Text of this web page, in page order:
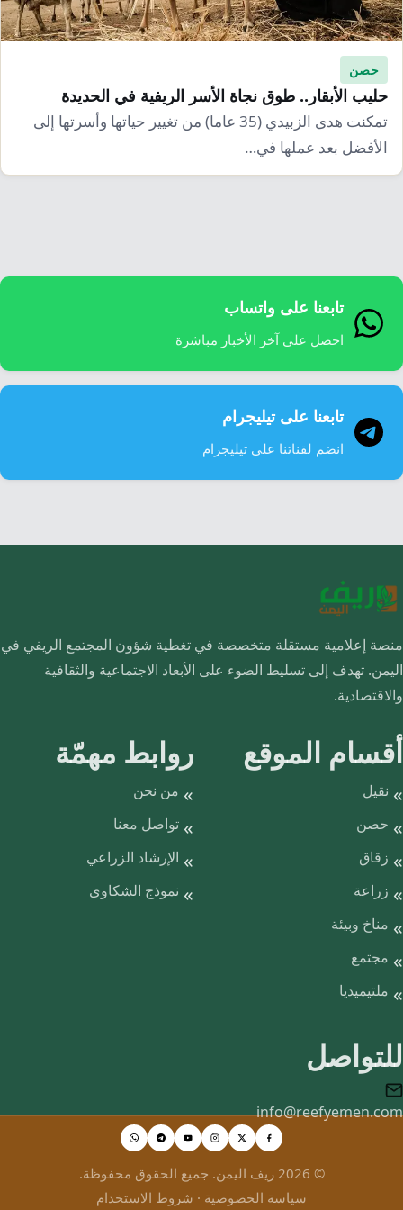
قضايا
معيشة
قصة
انفوجرافيك
قصص رقمية
تقارير صور
فيديو
حصن
حليب الأبقار.. طوق نجاة الأسر الريفية في الحديدة
تمكنت هدى الزبيدي (35 عاما) من تغيير حياتها وأسرتها إلى
الأفضل بعد عملها في…
تابعنا على واتساب
احصل على آخر الأخبار مباشرة
تابعنا على تيليجرام
انضم لقناتنا على تيليجرام
منصة إعلامية مستقلة متخصصة في تغطية شؤون المجتمع الريفي في
اليمن. تهدف إلى تسليط الضوء على الأبعاد الاجتماعية والثقافية
والاقتصادية.
أقسام الموقع
نقيل
حصن
زقاق
زراعة
مناخ وبيئة
مجتمع
ملتيميديا
روابط مهمّة
من نحن
تواصل معنا
الإرشاد الزراعي
نموذج الشكاوى
للتواصل
info@reefyemen.com
© 2026 ريف اليمن. جميع الحقوق محفوظة.
سياسة الخصوصية · شروط الاستخدام